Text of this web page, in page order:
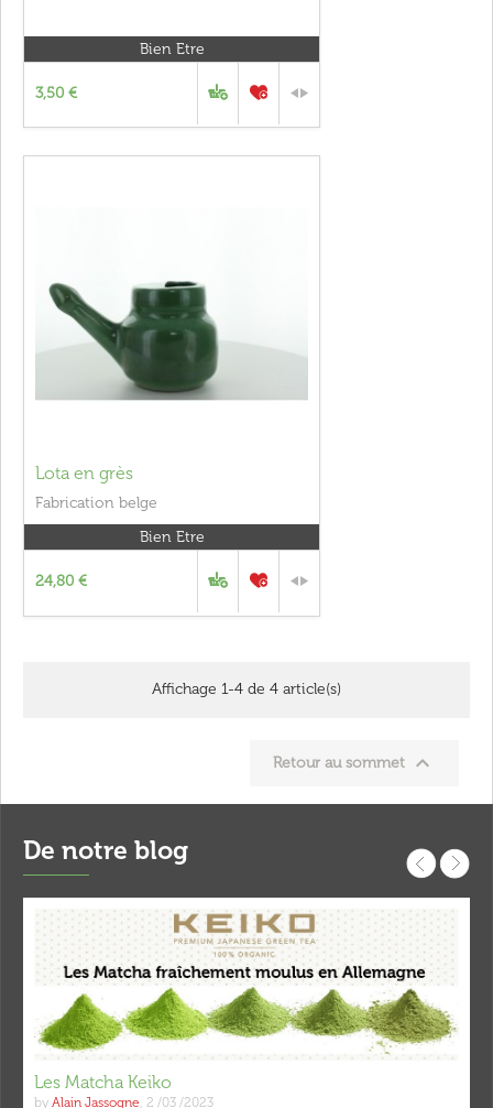
Bien Etre
3,50 €
Lota en grès
Fabrication belge
Bien Etre
24,80 €
Affichage 1-4 de 4 article(s)
Retour au sommet 
De notre blog
Les Matcha Keiko
by Alain Jassogne, 2 /03 /2023